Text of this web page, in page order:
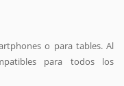
o para tables. Al
para todos los